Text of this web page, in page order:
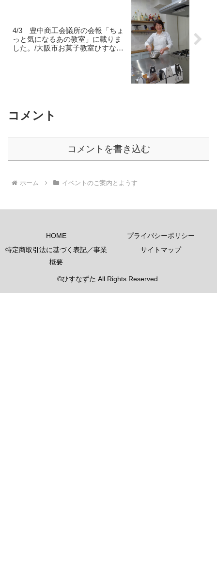
4/3 豊中商工会議所の会報「ちょ
っと気になるあの教室」に載りま
した。/大阪市お菓子教室ひすなず
コメント
コメントを書き込む
ホーム イベントのご案内とようす
HOME
プライバシーポリシー
特定商取引法に基づく表記／事業
概要
サイトマップ
©ひすなずた All Rights Reserved.